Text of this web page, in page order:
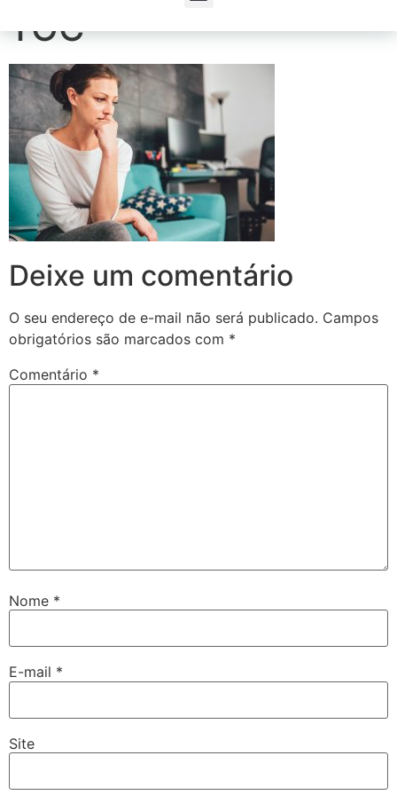
TOC
Deixe um comentário
O seu endereço de e-mail não será publicado. Campos
obrigatórios são marcados com *
Comentário *
Nome *
E-mail *
Site